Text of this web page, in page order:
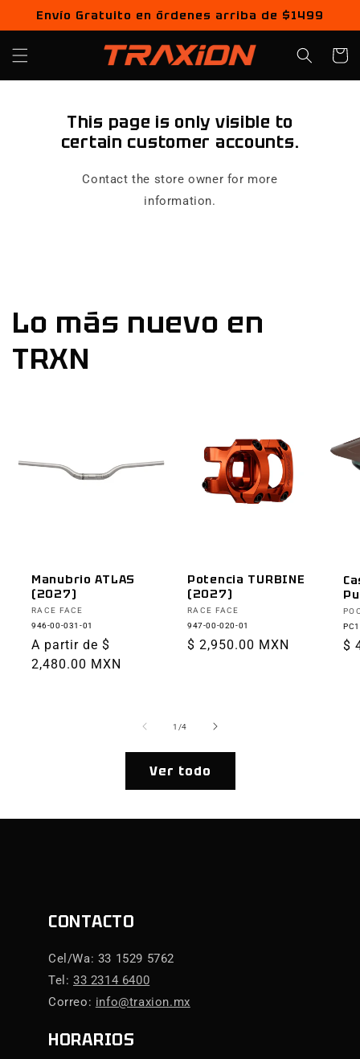
directamente
al contenido
Envío Gratuito en órdenes arriba de $1499
Carrito
This page is only visible to
certain customer accounts.
Contact the store owner for more
information.
Lo más nuevo en
TRXN
Manubrio ATLAS
(2027)
Proveedor:
RACE FACE
946-00-031-01
Precio
habitual
A partir de $
2,480.00 MXN
Potencia TURBINE
(2027)
Proveedor:
RACE FACE
947-00-020-01
Precio
$ 2,950.00 MXN $
1 /de
4
Ver todo
CONTACTO
Cel/Wa: 33 1529 5762
Tel:33 2314 6400
Correo: info@traxion.mx
HORARIOS